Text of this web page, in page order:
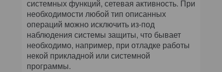
системных функций, сетевая активность. При
необходимости любой тип описанных
операций можно исключить из-под
наблюдения системы защиты, что бывает
необходимо, например, при отладке работы
некой прикладной или системной
программы.